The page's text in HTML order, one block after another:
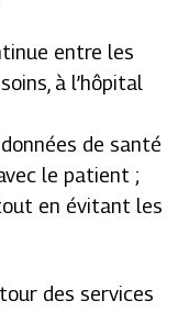
entre les
à l’hôpital
de santé
le patient ;
en évitant les
des services